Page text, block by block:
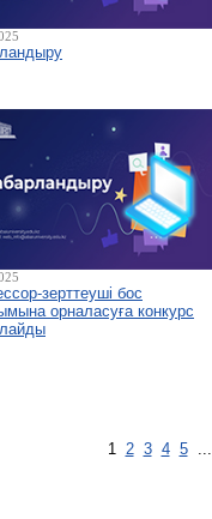
зерттеуші бос
орналасуға конкурс
1 2 3 4 5